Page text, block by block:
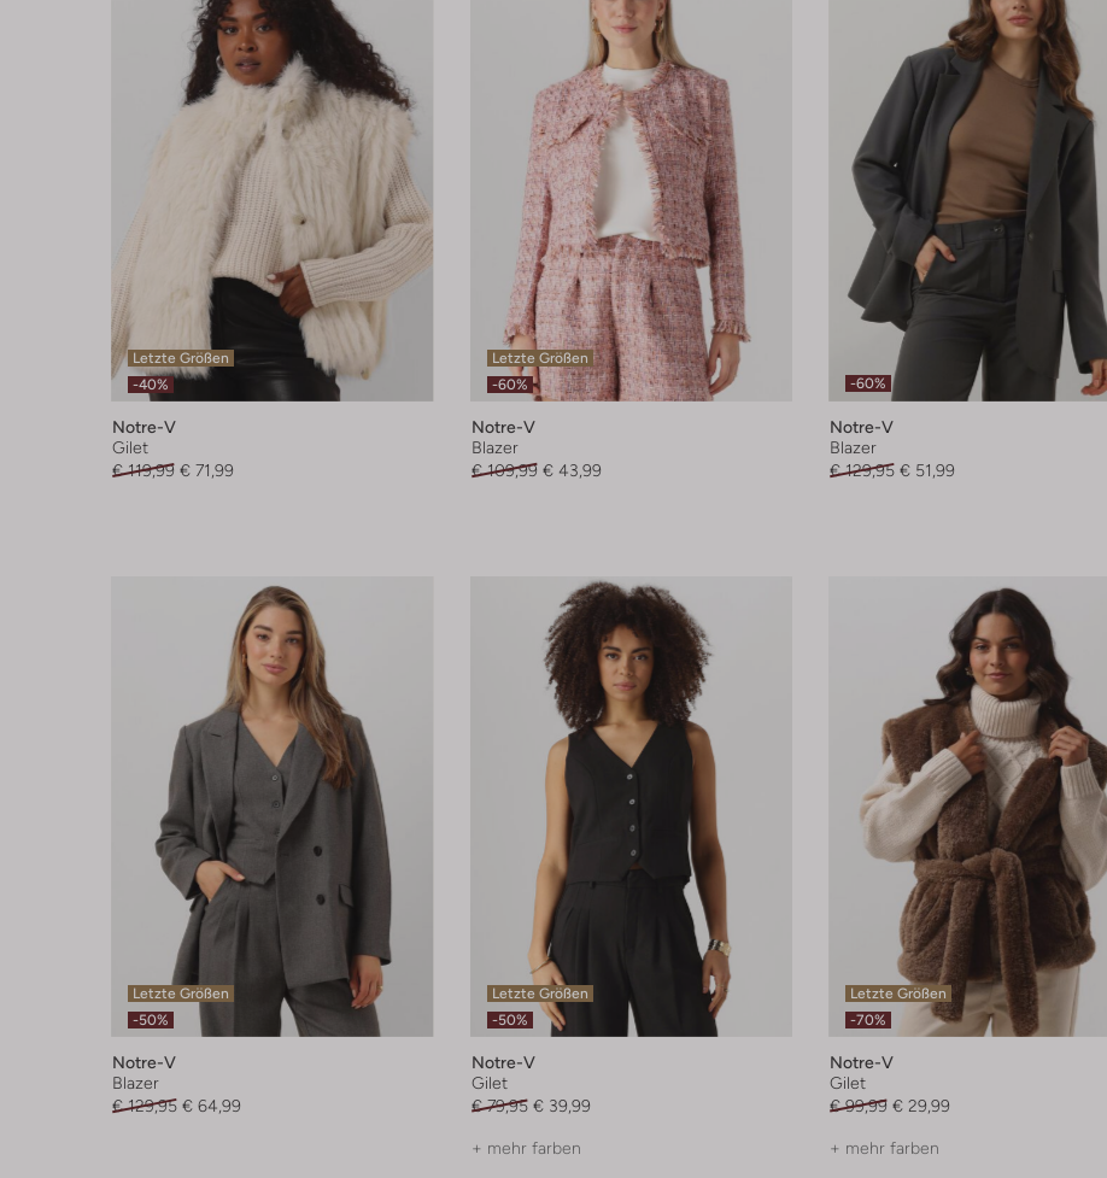
Letzte Größen
-40%
Notre-V
Gilet
€ 119,99 € 71,99
Letzte Größen
-60%
Notre-V
Blazer
€ 109,99 € 43,99
-60%
Notre-V
Blazer
€ 129,95 € 51,99
Letzte Größen
-50%
Notre-V
Blazer
€ 129,95 € 64,99
Letzte Größen
-50%
Notre-V
Gilet
€ 79,95 € 39,99
+ mehr farben
Letzte Größen
-70%
Notre-V
Gilet
€ 99,99 € 29,99
+ mehr farben